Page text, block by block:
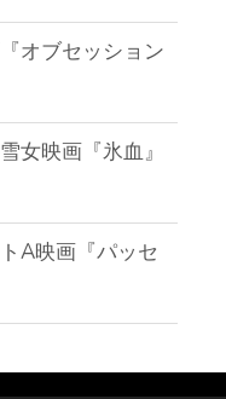
オブセッション
女映画『氷血』
A映画『パッセ